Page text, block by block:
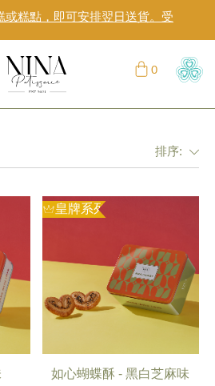
或糕點，即可安排翌日送貨。受
Hearts如心賞會員享受專屬購物
可享免費送遞服務。受條款及細
排序:
皇牌系列
如心蝴蝶酥 - 黑白芝麻味